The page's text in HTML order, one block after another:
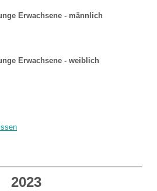
Erwachsene - männlich
Erwachsene - weiblich
2023